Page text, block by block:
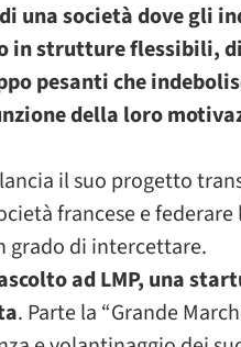
di una società dove
in strutture flessibili,
pesanti che
della loro
il suo progetto
francese e
grado di intercettare.
ad LMP, una
. Parte la “Grande